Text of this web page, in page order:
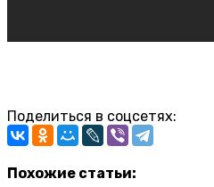
Поделиться в соцсетях:
Похожие статьи: